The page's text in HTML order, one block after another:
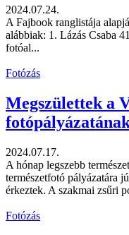
2024.07.24.
A Fajbook ranglistája
alábbiak: 1. Lázás Csaba
fotóal...
Fotózás
Megszülettek a
2024.07.17.
A hónap legszebb
természetfotó pályázatára
érkeztek. A szakmai zsűri
Fotózás